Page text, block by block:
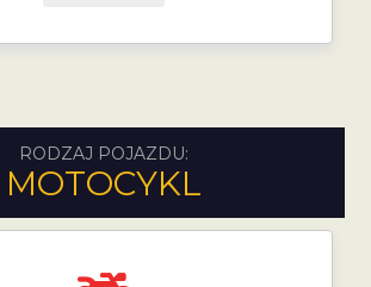
RODZAJ POJAZDU:
MOTOCYKL